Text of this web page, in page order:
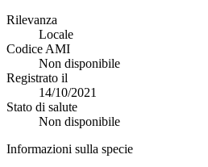
Rilevanza
Locale
Codice AMI
Non disponibile
Registrato il
14/10/2021
Stato di salute
Non disponibile
Informazioni sulla specie